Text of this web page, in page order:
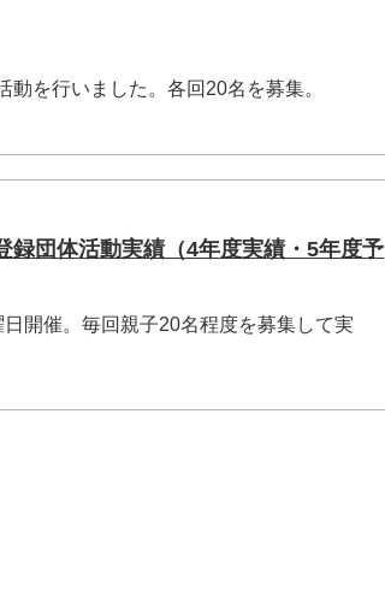
を行いました。各回20名を募集。
録団体活動実績（4年度実績・5年度予
開催。毎回親子20名程度を募集して実